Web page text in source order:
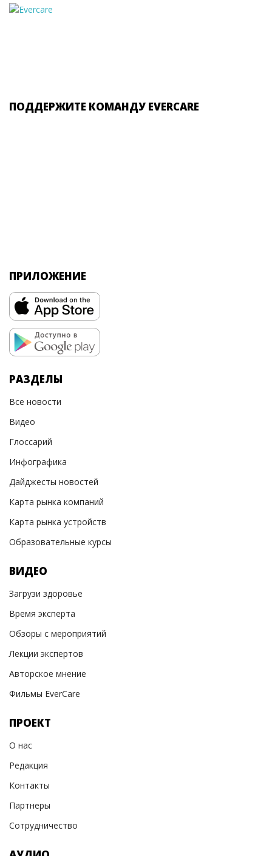
ПОДДЕРЖИТЕ КОМАНДУ EVERCARE
ПРИЛОЖЕНИЕ
РАЗДЕЛЫ
Все новости
Видео
Глоссарий
Инфографика
Дайджесты новостей
Карта рынка компаний
Карта рынка устройств
Образовательные курсы
ВИДЕО
Загрузи здоровье
Время эксперта
Обзоры с мероприятий
Лекции экспертов
Авторское мнение
Фильмы EverCare
ПРОЕКТ
О нас
Редакция
Контакты
Партнеры
Сотрудничество